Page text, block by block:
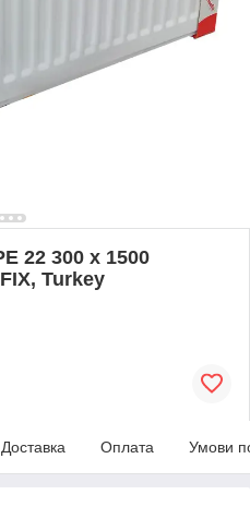
22 300 x 1500
Turkey
Доставка Оплата Умови